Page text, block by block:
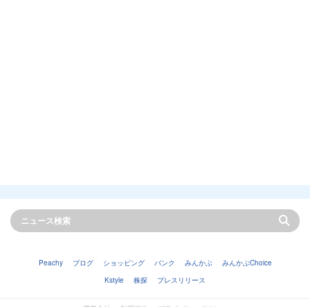
Peachy ブログ ショッピング バンク みんかぶ
みんかぶChoice
Kstyle
株探 プレスリリース